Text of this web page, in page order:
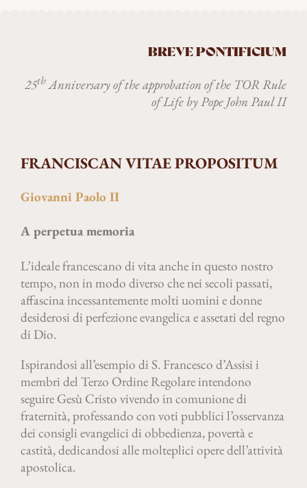
BREVE PONTIFICIUM
25thAnniversary of the approbation of the TOR Rule
of Life by Pope John Paul II
FRANCISCAN VITAE PROPOSITUM
Giovanni Paolo II
A perpetua memoria
L’ideale francescano di vita anche in questo nostro
tempo, non in modo diverso che nei secoli passati,
affascina incessantemente molti uomini e donne
desiderosi di perfezione evangelica e assetati del regno
di Dio.
Ispirandosi all’esempio di S. Francesco d’Assisi i
membri del Terzo Ordine Regolare intendono
seguire Gesù Cristo vivendo in comunione di
fraternità, professando con voti pubblici l’osservanza
dei consigli evangelici di obbedienza, povertà e
castità, dedicandosi alle molteplici opere dell’attività
apostolica.